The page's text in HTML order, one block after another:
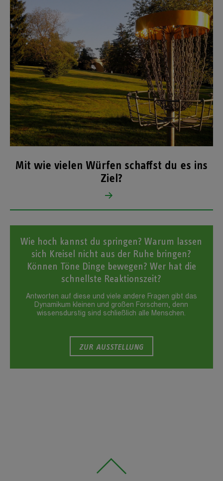
Mit wie vielen Würfen schaffst du es ins
Ziel?
Wie hoch kannst du springen? Warum lassen
sich Kreisel nicht aus der Ruhe bringen?
Können Töne Dinge bewegen? Wer hat die
schnellste Reaktionszeit?
Antworten auf diese und viele andere Fragen gibt das
Dynamikum kleinen und großen Forschern, denn
wissensdurstig sind schließlich alle Menschen.
ZUR AUSSTELLUNG